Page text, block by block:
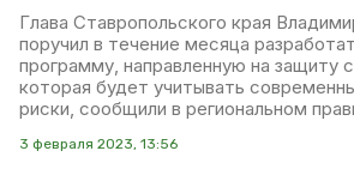
Глава Ставропольского края
поручил в течение месяца
программу, направленную на защиту
которая будет учитывать
риски, сообщили в региональном
3 февраля 2023, 13:56